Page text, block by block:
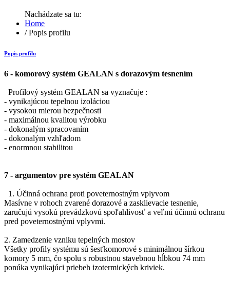
Nachádzate sa tu:
Home
/ Popis profilu
Popis profilu
6 - komorový systém GEALAN s dorazovým tesnením
Profilový systém GEALAN sa vyznačuje :
- vynikajúcou tepelnou izoláciou
- vysokou mierou bezpečnosti
- maximálnou kvalitou výrobku
- dokonalým spracovaním
- dokonalým vzhľadom
- enormnou stabilitou
7 - argumentov pre systém GEALAN
1. Účinná ochrana proti poveternostným vplyvom
Masívne v rohoch zvarené dorazové a zasklievacie tesnenie,
zaručujú vysokú prevádzkovú spoľahlivosť a veľmi účinnú ochranu
pred poveternostnými vplyvmi.
2. Zamedzenie vzniku tepelných mostov
Všetky profily systému sú šesťkomorové s minimálnou šírkou
komory 5 mm, čo spolu s robustnou stavebnou hĺbkou 74 mm
ponúka vynikajúci priebeh izotermických kriviek.